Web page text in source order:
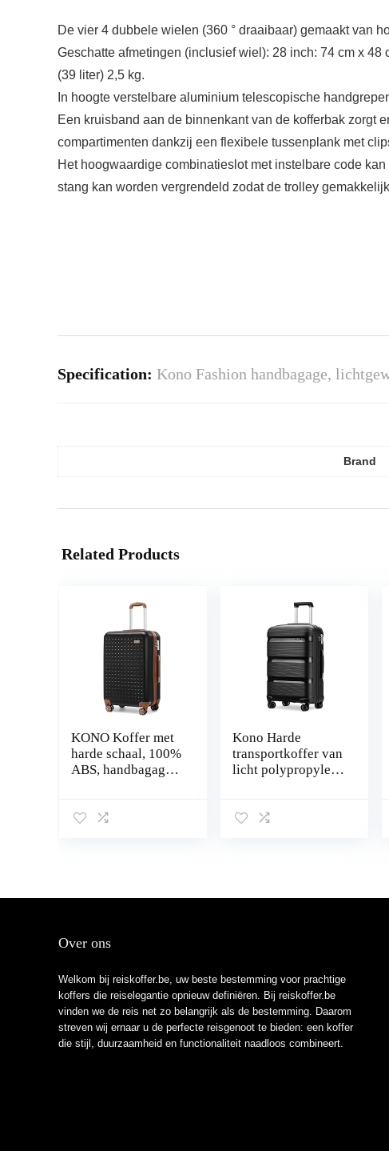
De vier 4 dubbele wielen (360 ° draaibaar) gemaakt van
Geschatte afmetingen (inclusief wiel): 28 inch: 74 cm x
(39 liter) 2,5 kg.
In hoogte verstelbare aluminium telescopische
Een kruisband aan de binnenkant van de kofferbak zorgt
compartimenten dankzij een flexibele tussenplank met
Het hoogwaardige combinatieslot met instelbare code
stang kan worden vergrendeld zodat de trolley
Specification: Kono Fashion handbagage,
Brand
Related Products
KONO Koffer met
harde schaal, 100%
ABS, handbagage,
rolkoffer, 67 x 44 x
Kono Harde
transportkoffer van
licht polypropyleen
slot
Over ons
Welkom bij reiskoffer.be, uw beste bestemming voor prachtige
koffers die reiselegantie opnieuw definiëren. Bij reiskoffer.be
vinden we de reis net zo belangrijk als de bestemming. Daarom
streven wij ernaar u de perfecte reisgenoot te bieden: een koffer
die stijl, duurzaamheid en functionaliteit naadloos combineert.